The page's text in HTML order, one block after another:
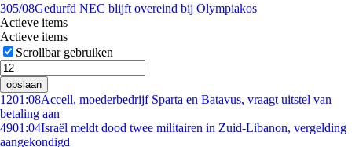
305/08Gedurfd NEC blijft overeind bij Olympiakos
Actieve items
Actieve items
Scrollbar gebruiken
opslaan
1201:08Accell, moederbedrijf Sparta en Batavus, vraagt uitstel van
betaling aan
4901:04Israël meldt dood twee militairen in Zuid-Libanon, vergelding
aangekondigd